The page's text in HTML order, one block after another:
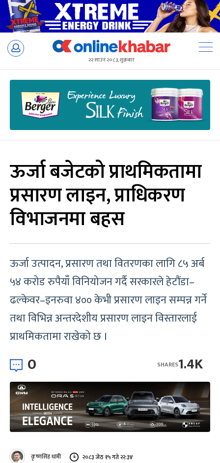
Skip
२२ साउन २०८३, शुक्रबार
ऊर्जा बजेटको प्राथमिकतामा
प्रसारण लाइन, प्राधिकरण
विभाजनमा बहस
ऊर्जा उत्पादन, प्रसारण तथा वितरणका लागि ८५ अर्ब
५४ करोड रुपैयाँ विनियोजन गर्दै सरकारले हेटौंडा–
ढल्केवर–इनरुवा ४०० केभी प्रसारण लाइन सम्पन्न गर्ने
तथा विभिन्न अन्तरदेशीय प्रसारण लाइन विस्तारलाई
प्राथमिकतामा राखेको छ ।
0 1.4K
SHARES
कृष्णसिंह धामी २०८३ जेठ १५ गते २२:३४